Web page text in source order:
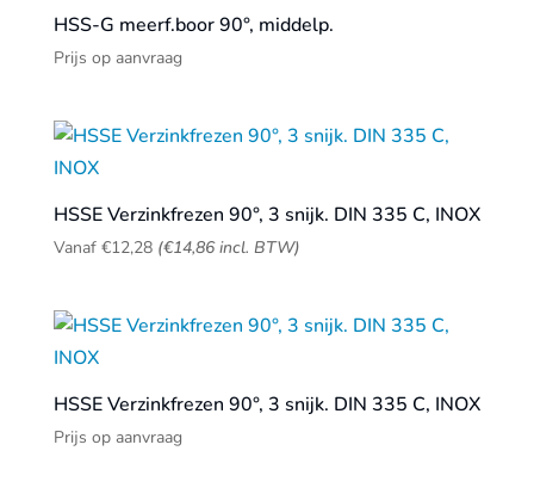
HSS-G meerf.boor 90°, middelp.
Prijs op aanvraag
HSSE Verzinkfrezen 90°, 3 snijk. DIN 335 C, INOX
Vanaf €12,28 (€14,86incl. BTW)
HSSE Verzinkfrezen 90°, 3 snijk. DIN 335 C, INOX
Prijs op aanvraag